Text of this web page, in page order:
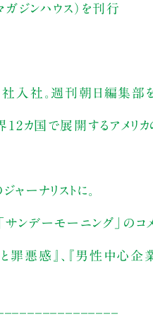
ジンハウス）を刊行
入社。週刊朝日編集
12カ国で展開するアメ
ャーナリストに。
サンデーモーニング」の
罪悪感』、『男性中心企